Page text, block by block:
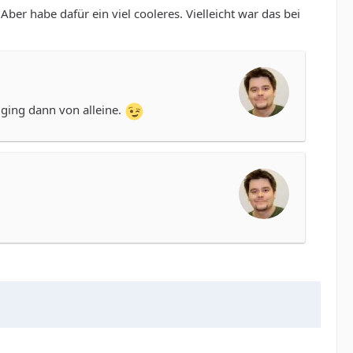
habe dafür ein viel cooleres. Vielleicht war das bei
dann von alleine.